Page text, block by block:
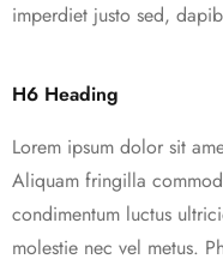
imperdiet justo sed,
H6 Heading
Lorem ipsum dolor sit
Aliquam fringilla
condimentum luctus
molestie nec vel metus.